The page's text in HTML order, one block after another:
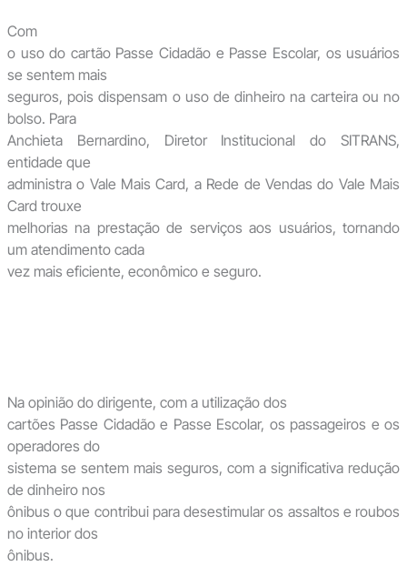
Com
o uso do cartão Passe Cidadão e Passe Escolar, os usuários
se sentem mais
seguros, pois dispensam o uso de dinheiro na carteira ou no
bolso. Para
Anchieta Bernardino, Diretor Institucional do SITRANS,
entidade que
administra o Vale Mais Card, a Rede de Vendas do Vale Mais
Card trouxe
melhorias na prestação de serviços aos usuários, tornando
um atendimento cada
vez mais eficiente, econômico e seguro.
Na opinião do dirigente, com a utilização dos
cartões Passe Cidadão e Passe Escolar, os passageiros e os
operadores do
sistema se sentem mais seguros, com a significativa redução
de dinheiro nos
ônibus o que contribui para desestimular os assaltos e roubos
no interior dos
ônibus.